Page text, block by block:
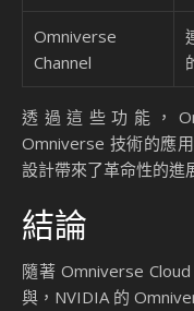
Omniverse
Channel
透過這些功能，
Omniverse 技術的應
設計帶來了革命性的進
結論
隨著 Omniverse
與，NVIDIA 的